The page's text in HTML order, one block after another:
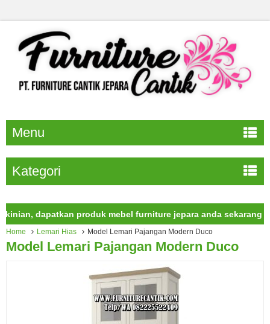
Menu
Kategori
produk mebel furniture jepara anda sekarang juga.
Home Lemari Hias Model Lemari Pajangan Modern Duco
Model Lemari Pajangan Modern Duco